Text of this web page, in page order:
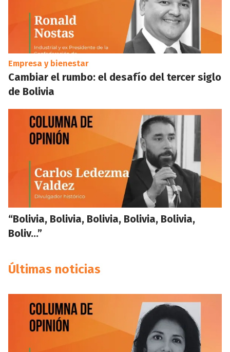
Empresa y bienestar
Cambiar el rumbo: el desafío del tercer siglo
de Bolivia
“Bolivia, Bolivia, Bolivia, Bolivia, Bolivia,
Boliv…”
Últimas noticias